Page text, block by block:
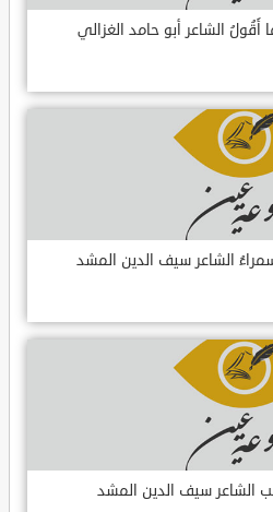
الشاعر أبو حامد الغزالي
الشاعر سيف الدين المشد
سيف الدين المشد